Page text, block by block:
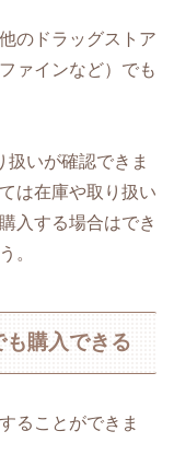
のドラッグストア
ァインなど）でも
いが確認できま
は在庫や取り扱い
入する場合はでき
。
購入できる
ることができま